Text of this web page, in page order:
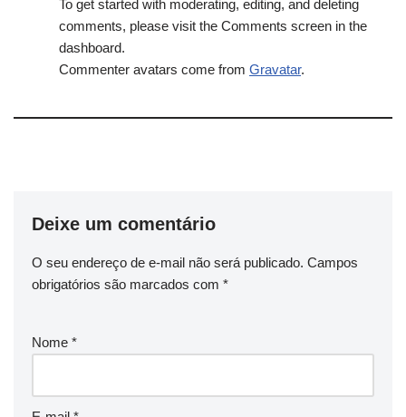
To get started with moderating, editing, and deleting
comments, please visit the Comments screen in the
dashboard.
Commenter avatars come from Gravatar.
Deixe um comentário
O seu endereço de e-mail não será publicado. Campos
obrigatórios são marcados com *
Nome *